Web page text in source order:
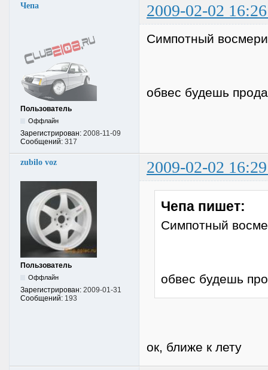
Чепа 2009-02-02
Пользователь
Оффлайн
Зарегистрирован: 2008-11-09
Сообщений: 317
Симпотный
обвес будешь
zubilo voz 2009-02-02
Пользователь
Оффлайн
Зарегистрирован: 2009-01-31
Сообщений: 193
Чепа пишет:
Симпотный
обвес будешь
ок, ближе к лету